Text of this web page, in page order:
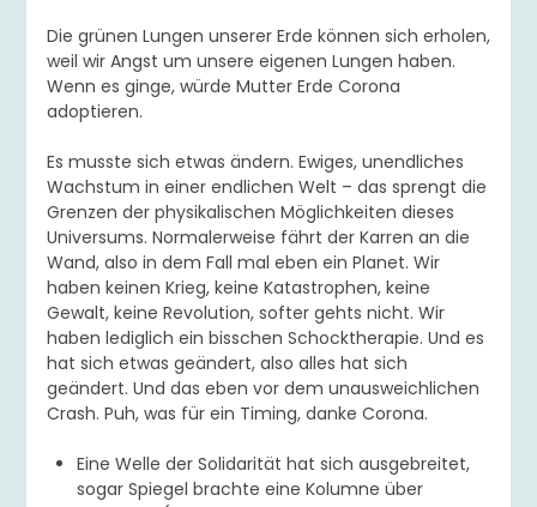
Die grünen Lungen unserer Erde können sich erholen,
weil wir Angst um unsere eigenen Lungen haben.
Wenn es ginge, würde Mutter Erde Corona
adoptieren.
Es musste sich etwas ändern. Ewiges, unendliches
Wachstum in einer endlichen Welt – das sprengt die
Grenzen der physikalischen Möglichkeiten dieses
Universums. Normalerweise fährt der Karren an die
Wand, also in dem Fall mal eben ein Planet. Wir
haben keinen Krieg, keine Katastrophen, keine
Gewalt, keine Revolution, softer gehts nicht. Wir
haben lediglich ein bisschen Schocktherapie. Und es
hat sich etwas geändert, also alles hat sich
geändert. Und das eben vor dem unausweichlichen
Crash. Puh, was für ein Timing, danke Corona.
Eine Welle der Solidarität hat sich ausgebreitet,
sogar Spiegel brachte eine Kolumne über